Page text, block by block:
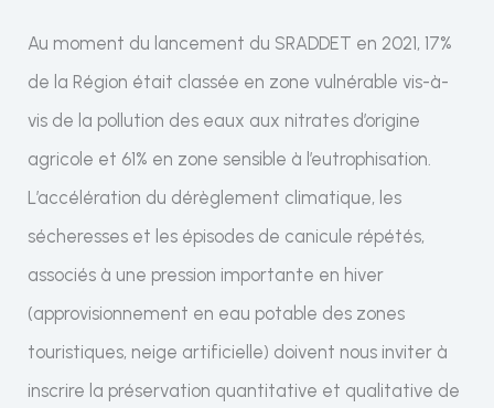
Au moment du lancement du SRADDET en 2021, 17%
de la Région était classée en zone vulnérable vis-à-
vis de la pollution des eaux aux nitrates d’origine
agricole et 61% en zone sensible à l’eutrophisation.
L’accélération du dérèglement climatique, les
sécheresses et les épisodes de canicule répétés,
associés à une pression importante en hiver
(approvisionnement en eau potable des zones
touristiques, neige artificielle) doivent nous inviter à
inscrire la préservation quantitative et qualitative de